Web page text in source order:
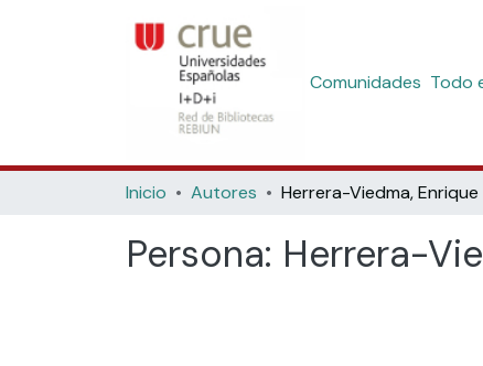
Comunidades Todo
Inicio Autores Herrera-Viedma, Enrique
Persona: Herrera-